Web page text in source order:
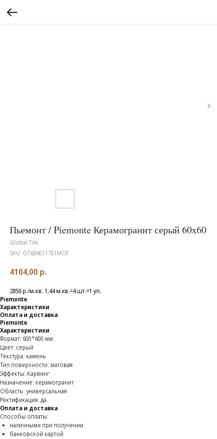
Пьемонт / Piemonte Керамогранит серый 60x60
Global Tile
SKU: GT606011701MCR
4104,00 р.
2850 р./м.кв. 1,44 м.кв.=4 шт.=1 уп.
Piemonte
Характеристики
Оплата и доставка
Piemonte
Характеристики
Формат: 600*600 мм.
Цвет: серый
Текстура: камень
Тип поверхности: матовая
Эффекты: Карвинг
Назначение: керамогранит
Область: универсальная
Ректификация: да
Оплата и доставка
Способы оплаты:
наличными при получении
банковской картой